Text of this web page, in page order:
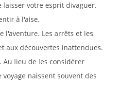
laisser votre esprit divaguer.
à l'aise.
l'aventure. Les arrêts et les
aux découvertes inattendues.
lieu de les considérer
naissent souvent des